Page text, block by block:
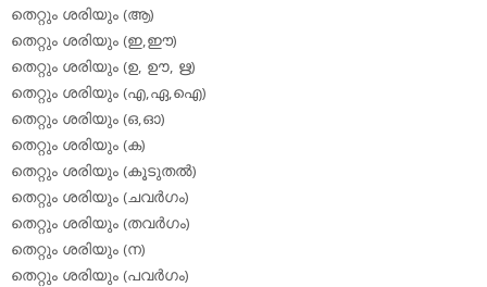
തെറ്റും ശരിയും (ആ)
തെറ്റും ശരിയും (ഇ,ഈ)
തെറ്റും ശരിയും (ഉ, ഊ, ഋ)
തെറ്റും ശരിയും (എ,ഏ,ഐ)
തെറ്റും ശരിയും (ഒ,ഓ)
തെറ്റും ശരിയും (ക)
തെറ്റും ശരിയും (കൂടുതല്‍)
തെറ്റും ശരിയും (ചവര്‍ഗം)
തെറ്റും ശരിയും (തവര്‍ഗം)
തെറ്റും ശരിയും (ന)
തെറ്റും ശരിയും (പവര്‍ഗം)